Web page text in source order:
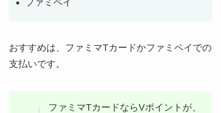
ファミペイ
おすすめは、ファミマTカードかファミペイでの
支払いです。
ファミマTカードならVポイントが、